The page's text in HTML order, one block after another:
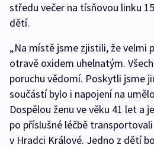
středu večer na tísňovou linku
dětí.
„Na místě jsme zjistili, že velmi
otravě oxidem uhelnatým.
poruchu vědomí. Poskytli jsme
součástí bylo i napojení na
Dospělou ženu ve věku 41 let a
po příslušné léčbě
v Hradci Králové. Jedno z dětí